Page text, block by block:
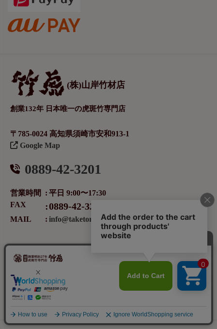
(株)山岸竹材店
創業132年 日本唯一の虎斑竹専門店
〒785-0024 高知県須崎市安和913-1
Google Map
0889-42-3201
営業時間
平日 9:00〜17:30
FAX
0889-42-3283
MAIL info@taketora.co.jp
follow me
メールマガジンの登録